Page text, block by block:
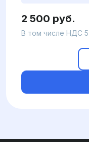
2 500 руб.
В том числе НДС